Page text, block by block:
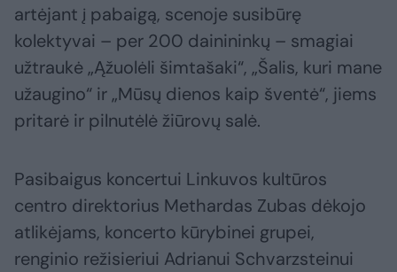
artėjant į pabaigą, scenoje susibūrę
kolektyvai – per 200 dainininkų – smagiai
užtraukė „Ąžuolėli šimtašaki“, „Šalis, kuri mane
užaugino“ ir „Mūsų dienos kaip šventė“, jiems
pritarė ir pilnutėlė žiūrovų salė.
Pasibaigus koncertui Linkuvos kultūros
centro direktorius Methardas Zubas dėkojo
atlikėjams, koncerto kūrybinei grupei,
renginio režisieriui Adrianui Schvarzsteinui